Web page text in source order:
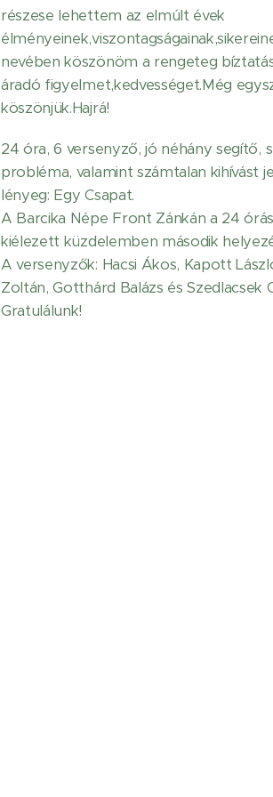
részese lehettem az elmúlt évek
nevében köszönöm a rengeteg
áradó figyelmet,kedvességet.Még
köszönjük.Hajrá!
24 óra, 6 versenyző, jó néhány segítő,
probléma, valamint számtalan kihívást
lényeg: Egy Csapat.
A Barcika Népe Front Zánkán a 24
kiélezett küzdelemben második
A versenyzők: Hacsi Ákos, Kapott
Zoltán, Gotthárd Balázs és Szedlacsek
Gratulálunk!